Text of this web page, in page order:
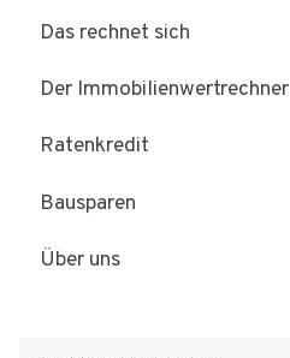
Das rechnet sich
Der Immobilienwertrechner
Ratenkredit
Bausparen
Über uns